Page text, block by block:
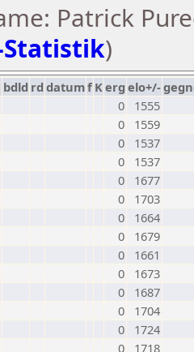
Patrick
)
bdld rd datumf Kerg elo+/-
0
1555
0
1559
0
1537
0
1537
0
1677
0
1703
0
1664
0
1679
0
1661
0
1673
0
1687
0
1704
0
1724
0
1718